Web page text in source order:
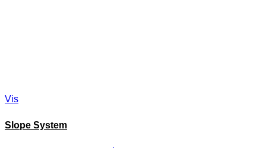
Vis
Slope System